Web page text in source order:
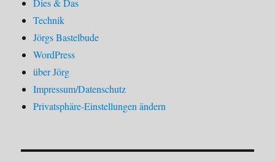
Dies & Das
Technik
Jörgs Bastelbude
WordPress
über Jörg
Impressum/Datenschutz
Privatsphäre-Einstellungen ändern